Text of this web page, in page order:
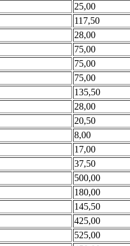
25,00
117,50
28,00
75,00
75,00
75,00
135,50
28,00
20,50
8,00
17,00
37,50
500,00
180,00
145,50
425,00
525,00